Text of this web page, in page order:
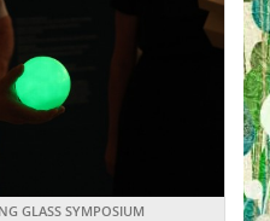
GLASS SYMPOSIUM